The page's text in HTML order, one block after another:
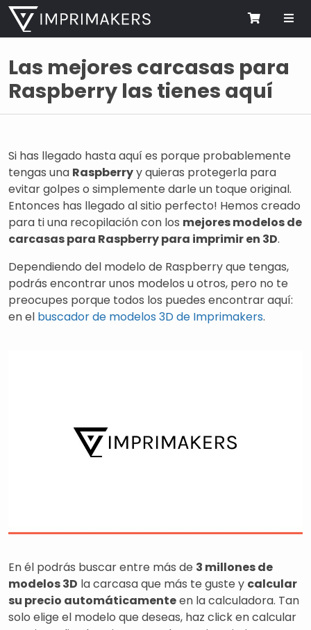
Cart
Las mejores carcasas para
Raspberry las tienes aquí
Si has llegado hasta aquí es porque probablemente
tengas una Raspberryy quieras protegerla para
evitar golpes o simplemente darle un toque original.
Entonces has llegado al sitio perfecto! Hemos creado
para ti una recopilación con los mejores modelos de
carcasas para Raspberry para imprimir en 3D.
Dependiendo del modelo de Raspberry que tengas,
podrás encontrar unos modelos u otros, pero no te
preocupes porque todos los puedes encontrar aquí:
en el buscador de modelos 3D de Imprimakers.
En él podrás buscar entre más de 3 millones de
modelos 3D la carcasa que más te guste y calcular
su precio automáticamenteen la calculadora. Tan
solo elige el modelo que deseas, haz click en calcular